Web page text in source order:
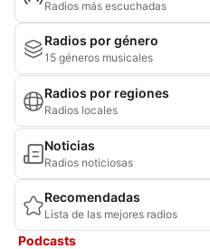
Radios más escuchadas
Radios por género
15 géneros musicales
Radios por regiones
Radios locales
Noticias
Radios noticiosas
Recomendadas
Lista de las mejores radios
Podcasts